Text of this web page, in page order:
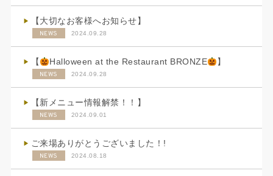
【大切なお客様へお知らせ】
NEWS 2024.09.28
【 Halloween at the Restaurant BRONZE 】
NEWS 2024.09.28
【新メニュー情報解禁！！】
NEWS 2024.09.01
ご来場ありがとうございました！!
NEWS 2024.08.18